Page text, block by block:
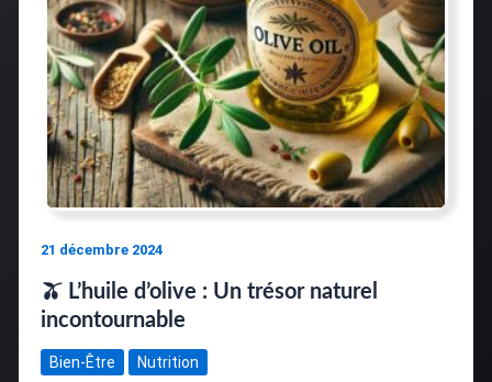
21 décembre 2024
🫒 L’huile d’olive : Un trésor naturel
incontournable
Bien-Être Nutrition